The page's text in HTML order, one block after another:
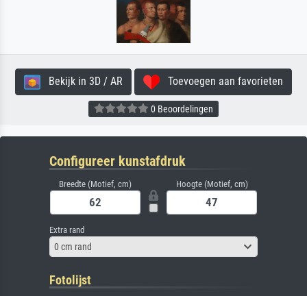
Bekijk in 3D / AR Toevoegen aan favorieten
0 Beoordelingen
Configureer kunstafdruk
Breedte (Motief, cm) Hoogte (Motief, cm)
Extra rand
0 cm rand
Fotolijst